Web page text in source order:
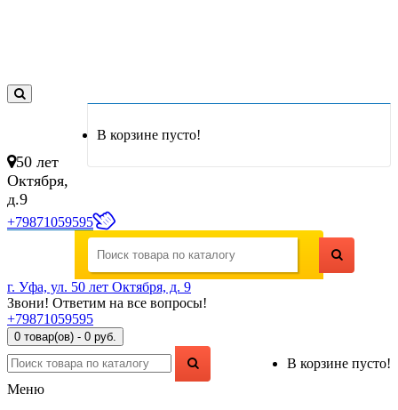
В корзине пусто!
50 лет
Октября,
д.9
+79871059595
г. Уфа, ул. 50 лет Октября, д. 9
Звони! Ответим на все вопросы!
+79871059595
0 товар(ов) - 0 руб.
В корзине пусто!
Меню